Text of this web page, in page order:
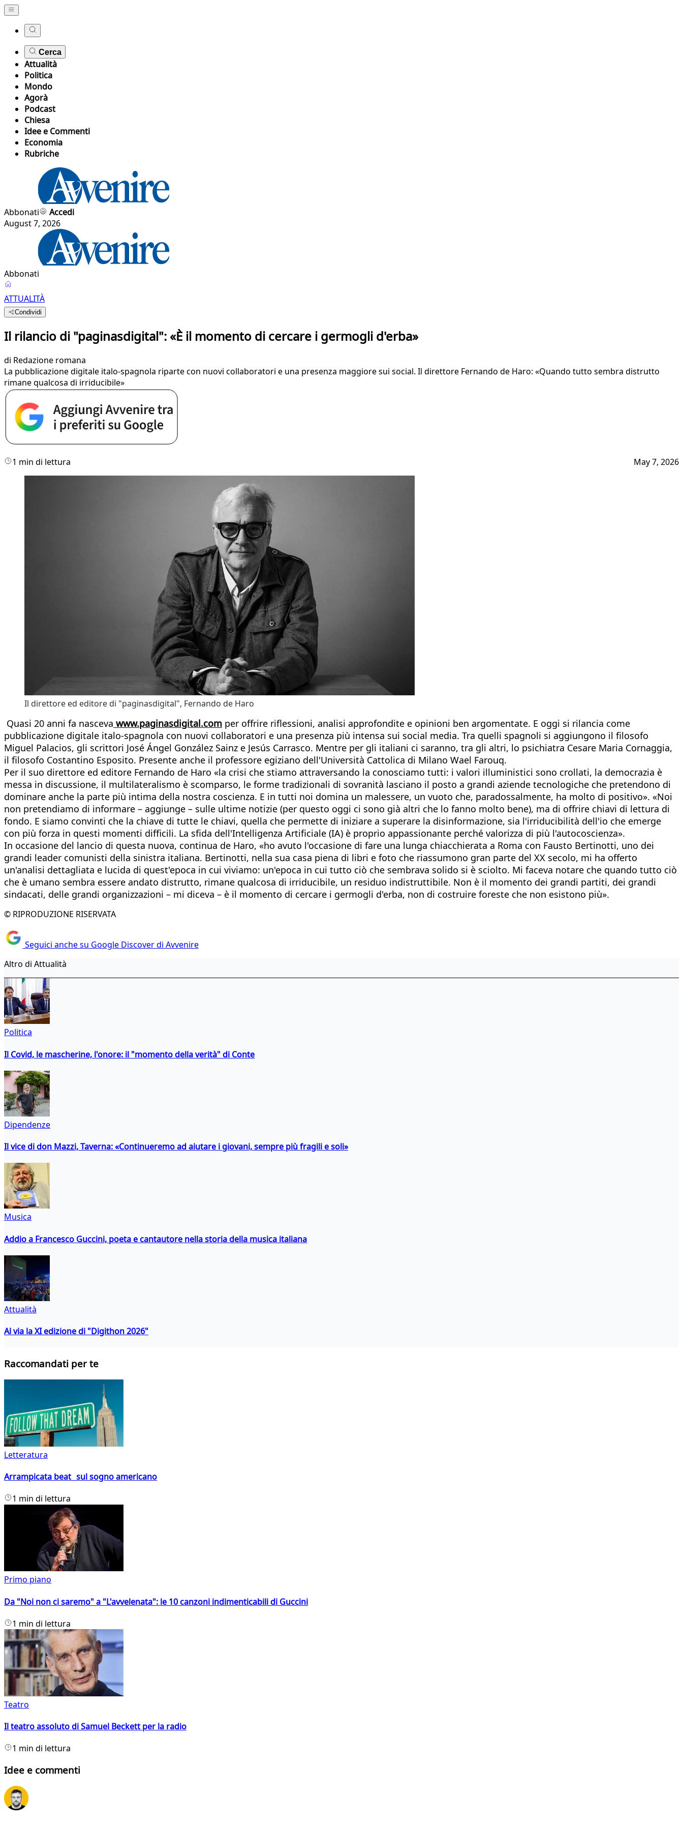
Cerca
Attualità
Politica
Mondo
Agorà
Podcast
Chiesa
Idee e Commenti
Economia
Rubriche
Abbonati
Accedi
August 7, 2026
Abbonati
ATTUALITÀ
Condividi
Il rilancio di "paginasdigital": «È il momento di cercare i germogli d'erba»
di Redazione romana
La pubblicazione digitale italo-spagnola riparte con nuovi collaboratori e una presenza maggiore sui social. Il direttore Fernando de Haro: «Quando tutto sembra distrutto
rimane qualcosa di irriducibile»
1 min di lettura May 7, 2026
Il direttore ed editore di "paginasdigital", Fernando de Haro
Quasi 20 anni fa nasceva www.paginasdigital.com per offrire riflessioni, analisi approfondite e opinioni ben argomentate. E oggi si rilancia come
pubblicazione digitale italo-spagnola con nuovi collaboratori e una presenza più intensa sui social media. Tra quelli spagnoli si aggiungono il filosofo
Miguel Palacios, gli scrittori José Ángel González Sainz e Jesús Carrasco. Mentre per gli italiani ci saranno, tra gli altri, lo psichiatra Cesare Maria Cornaggia,
il filosofo Costantino Esposito. Presente anche il professore egiziano dell'Università Cattolica di Milano Wael Farouq.
Per il suo direttore ed editore Fernando de Haro «la crisi che stiamo attraversando la conosciamo tutti: i valori illuministici sono crollati, la democrazia è
messa in discussione, il multilateralismo è scomparso, le forme tradizionali di sovranità lasciano il posto a grandi aziende tecnologiche che pretendono di
dominare anche la parte più intima della nostra coscienza. E in tutti noi domina un malessere, un vuoto che, paradossalmente, ha molto di positivo». «Noi
non pretendiamo di informare – aggiunge – sulle ultime notizie (per questo oggi ci sono già altri che lo fanno molto bene), ma di offrire chiavi di lettura di
fondo. E siamo convinti che la chiave di tutte le chiavi, quella che permette di iniziare a superare la disinformazione, sia l'irriducibilità dell'io che emerge
con più forza in questi momenti difficili. La sfida dell'Intelligenza Artificiale (IA) è proprio appassionante perché valorizza di più l'autocoscienza».
In occasione del lancio di questa nuova, continua de Haro, «ho avuto l'occasione di fare una lunga chiacchierata a Roma con Fausto Bertinotti, uno dei
grandi leader comunisti della sinistra italiana. Bertinotti, nella sua casa piena di libri e foto che riassumono gran parte del XX secolo, mi ha offerto
un'analisi dettagliata e lucida di quest'epoca in cui viviamo: un'epoca in cui tutto ciò che sembrava solido si è sciolto. Mi faceva notare che quando tutto ciò
che è umano sembra essere andato distrutto, rimane qualcosa di irriducibile, un residuo indistruttibile. Non è il momento dei grandi partiti, dei grandi
sindacati, delle grandi organizzazioni – mi diceva – è il momento di cercare i germogli d'erba, non di costruire foreste che non esistono più».
© RIPRODUZIONE RISERVATA
Seguici anche su Google Discover di Avvenire
Altro di Attualità
Politica
Il Covid, le mascherine, l'onore: il "momento della verità" di Conte
Dipendenze
Il vice di don Mazzi, Taverna: «Continueremo ad aiutare i giovani, sempre più fragili e soli»
Musica
Addio a Francesco Guccini, poeta e cantautore nella storia della musica italiana
Attualità
Al via la XI edizione di "Digithon 2026"
Raccomandati per te
Letteratura
Arrampicata beat sul sogno americano
1 min di lettura
Primo piano
Da "Noi non ci saremo" a "L'avvelenata": le 10 canzoni indimenticabili di Guccini
1 min di lettura
Teatro
Il teatro assoluto di Samuel Beckett per la radio
1 min di lettura
Idee e commenti